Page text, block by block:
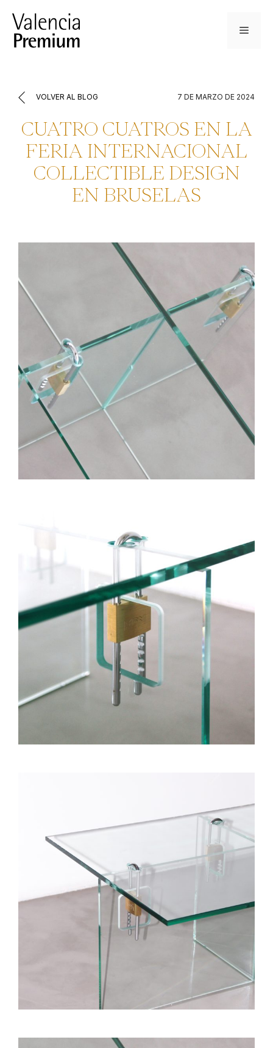
contenido
Menú
VOLVER AL BLOG 7 DE MARZO DE 2024
CUATRO CUATROS EN LA
FERIA INTERNACIONAL
COLLECTIBLE DESIGN
EN BRUSELAS